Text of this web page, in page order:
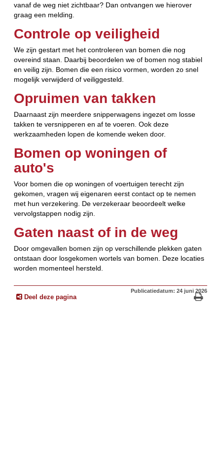
vanaf de weg niet zichtbaar? Dan ontvangen we hierover
graag een melding.
Controle op veiligheid
We zijn gestart met het controleren van bomen die nog
overeind staan. Daarbij beoordelen we of bomen nog stabiel
en veilig zijn. Bomen die een risico vormen, worden zo snel
mogelijk verwijderd of veiliggesteld.
Opruimen van takken
Daarnaast zijn meerdere snipperwagens ingezet om losse
takken te versnipperen en af te voeren. Ook deze
werkzaamheden lopen de komende weken door.
Bomen op woningen of
auto's
Voor bomen die op woningen of voertuigen terecht zijn
gekomen, vragen wij eigenaren eerst contact op te nemen
met hun verzekering. De verzekeraar beoordeelt welke
vervolgstappen nodig zijn.
Gaten naast of in de weg
Door omgevallen bomen zijn op verschillende plekken gaten
ontstaan door losgekomen wortels van bomen. Deze locaties
worden momenteel hersteld.
Deel deze pagina
Publicatiedatum: 24 juni 2026